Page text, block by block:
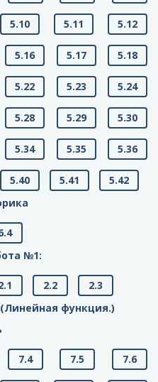
5.10 5.11 5.12
5.16 5.17 5.18
5.22 5.23 5.24
5.28 5.29 5.30
5.34 5.35 5.36
5.40 5.41
5.42
№1:
2.2
2.3
(Линейная функция.)
7.4 7.5 7.6